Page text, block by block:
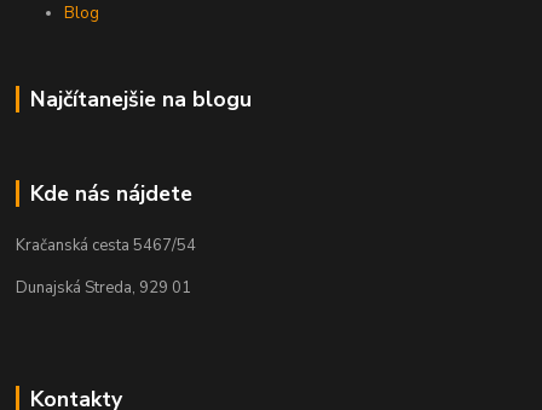
Blog
Najčítanejšie na blogu
Kde nás nájdete
Kračanská cesta 5467/54
Dunajská Streda, 929 01
Kontakty